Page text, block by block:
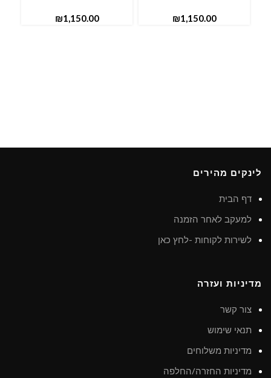
₪
₪
לינקים מהירים
דף הבית
למעקב לאחר הזמנה
לשירות לקוחות -לחץ כאן
מדיניות ועזרה
צור קשר
תנאי שימוש
מדיניות משלוחים
מדיניות החזרה/החלפה